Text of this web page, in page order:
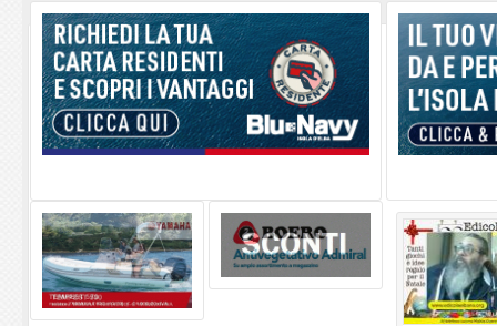
Altiero Spinelli e Ursula Hirschmann all'Elba: riaffiora una testimonianza
Capoliveri, potenziata la pulizia dei bordi stradali -07-08-2026
Marina di Campo tra i porti interessati dal nuovo piano dell'Autorità